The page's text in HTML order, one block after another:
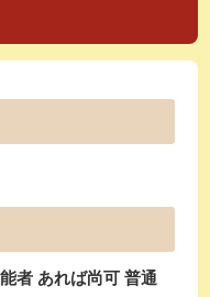
者 あれば尚可 普通